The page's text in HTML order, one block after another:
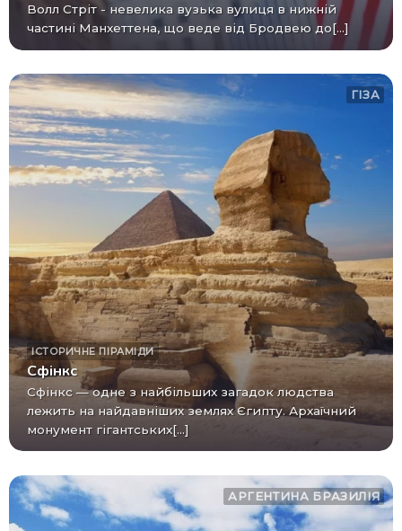
Волл Стріт - невелика вузька вулиця в нижній
частині Манхеттена, що веде від Бродвею до[...]
ГІЗА
ІСТОРИЧНЕ ПІРАМІДИ
Сфінкс
Сфінкс — одне з найбільших загадок людства
лежить на найдавніших землях Єгипту. Архаїчний
монумент гігантських[...]
АРГЕНТИНА БРАЗИЛІЯ